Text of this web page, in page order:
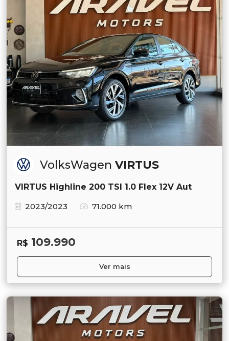
VolksWagen VIRTUS
VIRTUS Highline 200 TSI 1.0 Flex 12V Aut
2023/2023
71.000 km
R$ 109.990
Ver mais